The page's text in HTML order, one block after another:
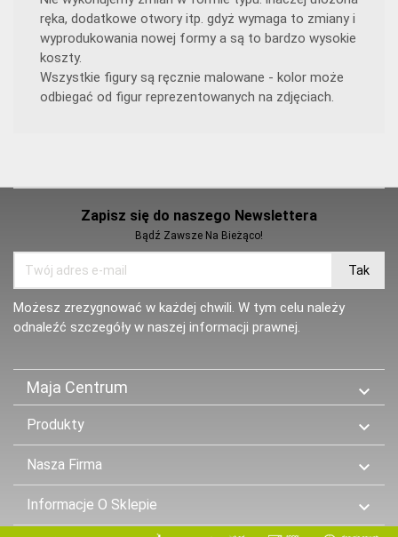
ręka, dodatkowe otwory itp. gdyż wymaga to zmiany i
wyprodukowania nowej formy a są to bardzo wysokie
koszty.
Wszystkie figury są ręcznie malowane - kolor może
odbiegać od figur reprezentowanych na zdjęciach.
Zapisz się do naszego Newslettera
Bądź Zawsze Na Bieżąco!
Możesz zrezygnować w każdej chwili. W tym celu należy
odnaleźć szczegóły w naszej informacji prawnej.
Maja Centrum 
Produkty 
Nasza Firma 
Informacje O Sklepie 